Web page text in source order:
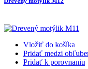
Vložiť do košíka
Pridať medzi
Pridať k porovnaniu